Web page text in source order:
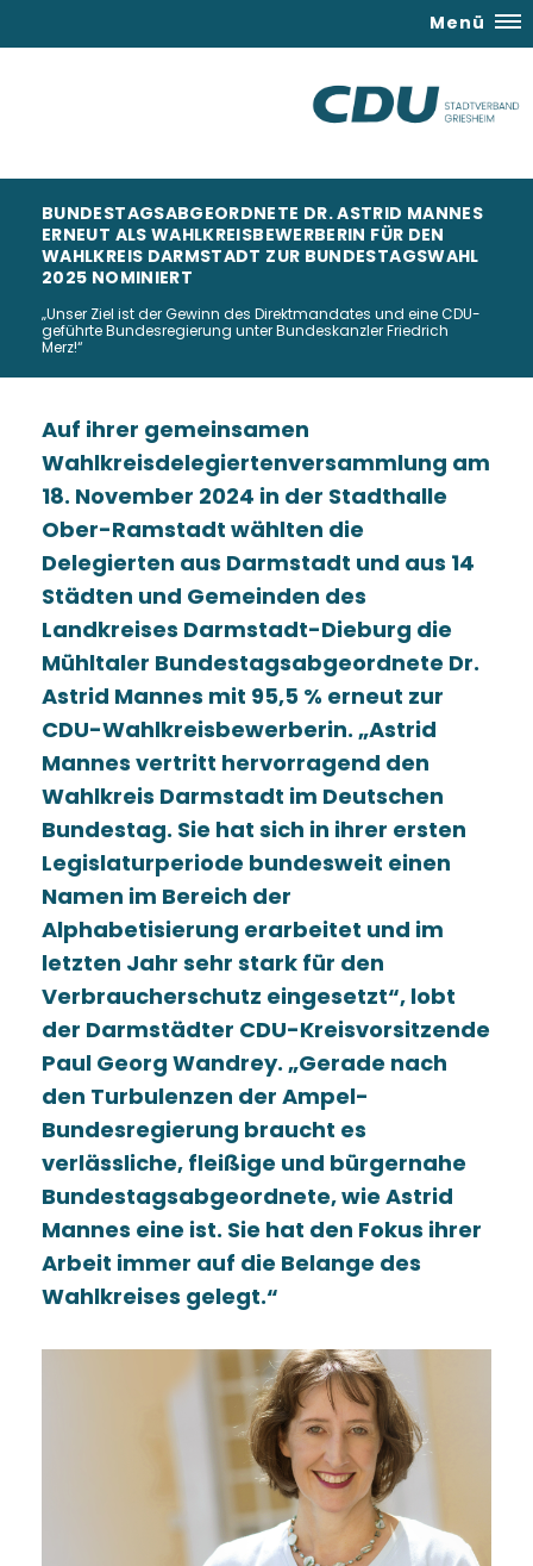
Menü
BUNDESTAGSABGEORDNETE DR. ASTRID MANNES
ERNEUT ALS WAHLKREISBEWERBERIN FÜR DEN
WAHLKREIS DARMSTADT ZUR BUNDESTAGSWAHL
2025 NOMINIERT
Unser Ziel ist der Gewinn des Direktmandates und eine CDU-
geführte Bundesregierung unter Bundeskanzler Friedrich
Merz!“
Auf ihrer gemeinsamen
Wahlkreisdelegiertenversammlung am
18. November 2024 in der Stadthalle
Ober-Ramstadt wählten die
Delegierten aus Darmstadt und aus 14
Städten und Gemeinden des
Landkreises Darmstadt-Dieburg die
Mühltaler Bundestagsabgeordnete Dr.
Astrid Mannes mit 95,5 % erneut zur
CDU-Wahlkreisbewerberin. „Astrid
Mannes vertritt hervorragend den
Wahlkreis Darmstadt im Deutschen
Bundestag. Sie hat sich in ihrer ersten
Legislaturperiode bundesweit einen
Namen im Bereich der
Alphabetisierung erarbeitet und im
letzten Jahr sehr stark für den
Verbraucherschutz eingesetzt“, lobt
der Darmstädter CDU-Kreisvorsitzende
Paul Georg Wandrey. „Gerade nach
den Turbulenzen der Ampel-
Bundesregierung braucht es
verlässliche, fleißige und bürgernahe
Bundestagsabgeordnete, wie Astrid
Mannes eine ist. Sie hat den Fokus ihrer
Arbeit immer auf die Belange des
Wahlkreises gelegt.“